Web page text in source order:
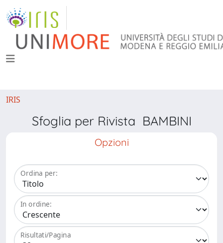
IRIS
Sfoglia per Rivista BAMBINI
Opzioni
Ordina per:
In ordine:
Risultati/Pagina